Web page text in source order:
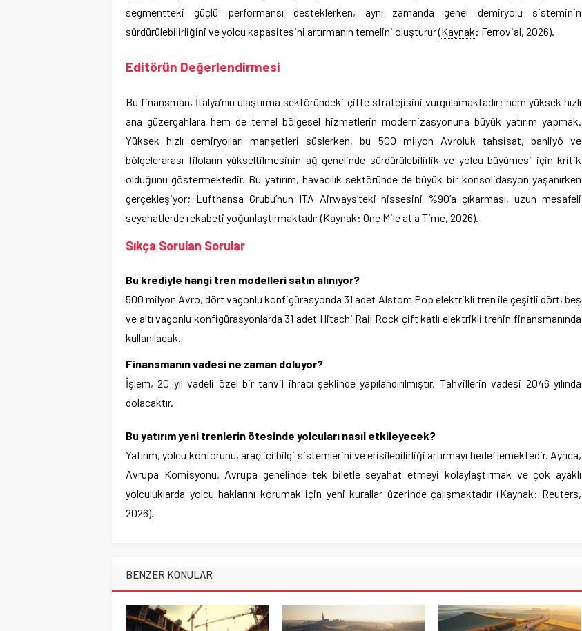
segmentteki güçlü performansı desteklerken, aynı zamanda genel demiryolu sisteminin
sürdürülebilirliğini ve yolcu kapasitesini artırmanın temelini oluşturur (Kaynak: Ferrovial, 2026).
Editörün Değerlendirmesi
Bu finansman, İtalya’nın ulaştırma sektöründeki çifte stratejisini vurgulamaktadır: hem yüksek hızlı
ana güzergahlara hem de temel bölgesel hizmetlerin modernizasyonuna büyük yatırım yapmak.
Yüksek hızlı demiryolları manşetleri süslerken, bu 500 milyon Avroluk tahsisat, banliyö ve
bölgelerarası filoların yükseltilmesinin ağ genelinde sürdürülebilirlik ve yolcu büyümesi için kritik
olduğunu göstermektedir. Bu yatırım, havacılık sektöründe de büyük bir konsolidasyon yaşanırken
gerçekleşiyor; Lufthansa Grubu’nun ITA Airways’teki hissesini %90’a çıkarması, uzun mesafeli
seyahatlerde rekabeti yoğunlaştırmaktadır (Kaynak: One Mile at a Time, 2026).
Sıkça Sorulan Sorular
Bu krediyle hangi tren modelleri satın alınıyor?
500 milyon Avro, dört vagonlu konfigürasyonda 31 adet Alstom Pop elektrikli tren ile çeşitli dört, beş
ve altı vagonlu konfigürasyonlarda 31 adet Hitachi Rail Rock çift katlı elektrikli trenin finansmanında
kullanılacak.
Finansmanın vadesi ne zaman doluyor?
İşlem, 20 yıl vadeli özel bir tahvil ihracı şeklinde yapılandırılmıştır. Tahvillerin vadesi 2046 yılında
dolacaktır.
Bu yatırım yeni trenlerin ötesinde yolcuları nasıl etkileyecek?
Yatırım, yolcu konforunu, araç içi bilgi sistemlerini ve erişilebilirliği artırmayı hedeflemektedir. Ayrıca,
Avrupa Komisyonu, Avrupa genelinde tek biletle seyahat etmeyi kolaylaştırmak ve çok ayaklı
yolculuklarda yolcu haklarını korumak için yeni kurallar üzerinde çalışmaktadır (Kaynak: Reuters,
2026).
BENZER KONULAR